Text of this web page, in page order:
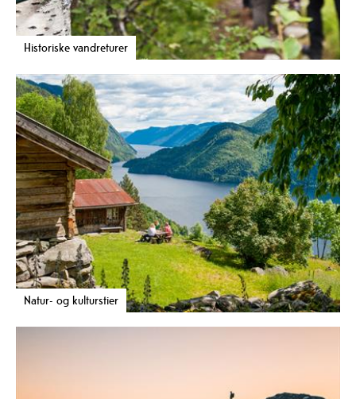
Historiske vandreturer
Natur- og kulturstier